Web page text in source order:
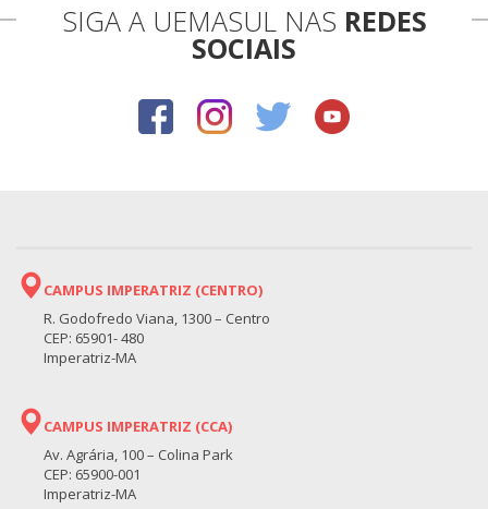
SIGA A UEMASUL NAS REDES
SOCIAIS
CAMPUS IMPERATRIZ (CENTRO)
R. Godofredo Viana, 1300 – Centro
CEP: 65901- 480
Imperatriz-MA
CAMPUS IMPERATRIZ (CCA)
Av. Agrária, 100 – Colina Park
CEP: 65900-001
Imperatriz-MA